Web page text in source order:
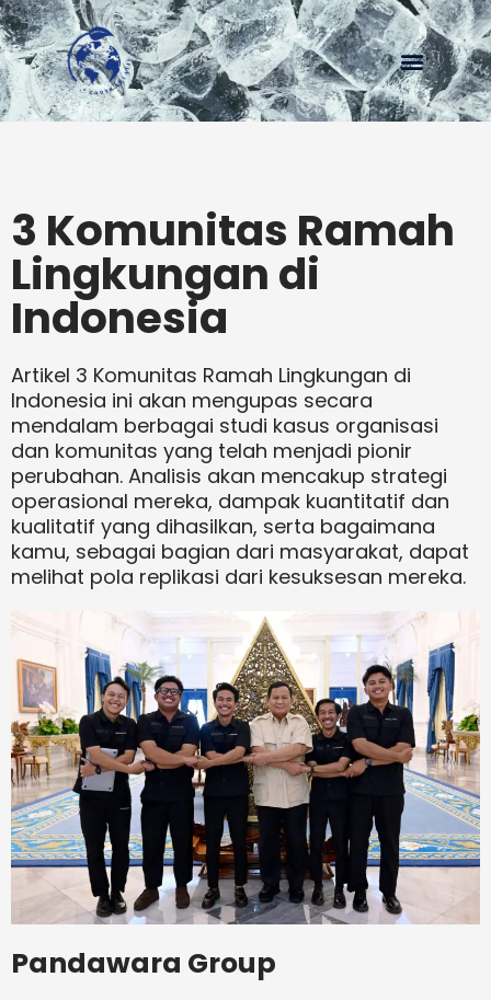
Menu
3 Komunitas Ramah
Lingkungan di
Indonesia
Artikel 3 Komunitas Ramah Lingkungan di
Indonesia ini akan mengupas secara
mendalam berbagai studi kasus organisasi
dan komunitas yang telah menjadi pionir
perubahan. Analisis akan mencakup strategi
operasional mereka, dampak kuantitatif dan
kualitatif yang dihasilkan, serta bagaimana
kamu, sebagai bagian dari masyarakat, dapat
melihat pola replikasi dari kesuksesan mereka.
Pandawara Group